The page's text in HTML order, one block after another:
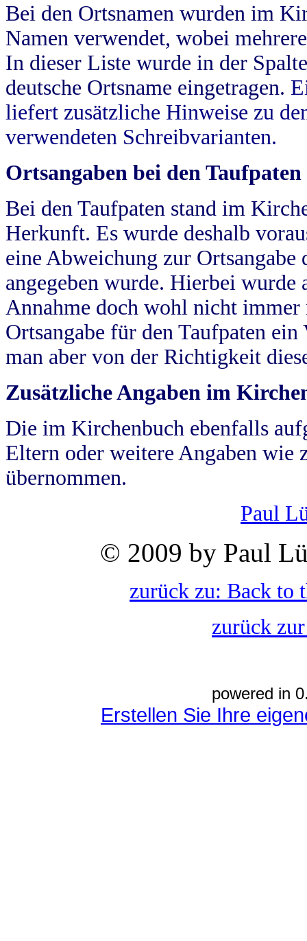
Bei den Ortsnamen wurden im
Namen verwendet, wobei
In dieser Liste wurde in der
deutsche Ortsname eingetragen.
liefert zusätzliche Hinweise zu
verwendeten Schreibvarianten.
Ortsangaben bei den Taufpaten
Bei den Taufpaten stand im
Herkunft. Es wurde deshalb
eine Abweichung zur
angegeben wurde. Hierbei wurde
Annahme doch wohl nicht
Ortsangabe für den Taufpaten
man aber von der Richtigkeit
Zusätzliche Angaben im
Die im Kirchenbuch ebenfalls
Eltern oder weitere Angaben wie
übernommen.
Paul
© 2009 by Paul
zurück zu: Back to
zurück
powered in
Erstellen Sie Ihre